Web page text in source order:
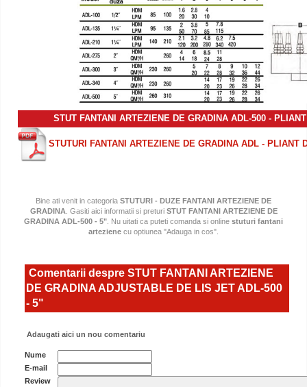
STUT FANTANI ARTEZIENE DE GRADINA ADL-500 -
STUTURI FANTANI ARTEZIENE DE GRADINA ADL - PLIANT
Bine ati venit in categoria STUTURI - DUZE FANTANI ARTEZIENE DE
GRADINA . Gasiti aici informatii si preturi STUT FANTANI ARTEZIENE DE
GRADINA ADL-500 - 5" . Nu uitati ca puteti comanda si online stuturi fantani
arteziene cu optiunea "Adauga in cos".
Comentarii despre STUT FANTANI ARTEZIENE
DE GRADINA ADJUSTABLE DE LIS JET ADL-500
- 5"
Adaugati aici un nou comentariu
Nume
E-mail
Review